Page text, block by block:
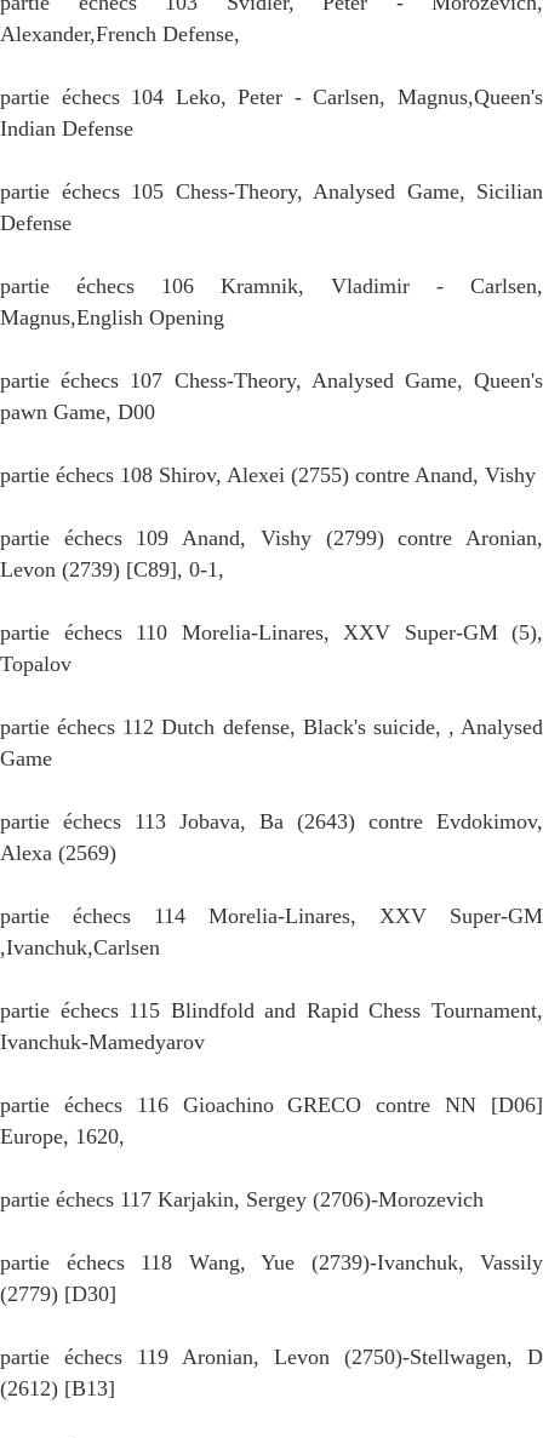
Alexander,French Defense,
partie échecs 104 Leko, Peter - Carlsen, Magnus,Queen's
Indian Defense
partie échecs 105 Chess-Theory, Analysed Game, Sicilian
Defense
partie échecs 106 Kramnik, Vladimir - Carlsen,
Magnus,English Opening
partie échecs 107 Chess-Theory, Analysed Game, Queen's
pawn Game, D00
partie échecs 108 Shirov, Alexei (2755) contre Anand, Vishy
partie échecs 109 Anand, Vishy (2799) contre Aronian,
Levon (2739) [C89], 0-1,
partie échecs 110 Morelia-Linares, XXV Super-GM (5),
Topalov
partie échecs 112 Dutch defense, Black's suicide, , Analysed
Game
partie échecs 113 Jobava, Ba (2643) contre Evdokimov,
Alexa (2569)
partie échecs 114 Morelia-Linares, XXV Super-GM
,Ivanchuk,Carlsen
partie échecs 115 Blindfold and Rapid Chess Tournament,
Ivanchuk-Mamedyarov
partie échecs 116 Gioachino GRECO contre NN [D06]
Europe, 1620,
partie échecs 117 Karjakin, Sergey (2706)-Morozevich
partie échecs 118 Wang, Yue (2739)-Ivanchuk, Vassily
(2779) [D30]
partie échecs 119 Aronian, Levon (2750)-Stellwagen, D
(2612) [B13]